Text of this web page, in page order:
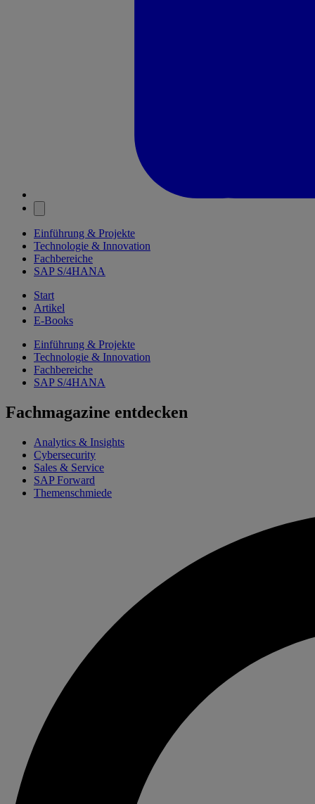
Einführung & Projekte
Technologie & Innovation
Fachbereiche
SAP S/4HANA
Start
Artikel
E-Books
Einführung & Projekte
Technologie & Innovation
Fachbereiche
SAP S/4HANA
Fachmagazine entdecken
Analytics & Insights
Cybersecurity
Sales & Service
SAP Forward
Themenschmiede